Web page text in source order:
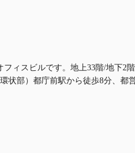
ィスビルです。地上33階/地下2
部）都庁前駅から徒歩8分、都